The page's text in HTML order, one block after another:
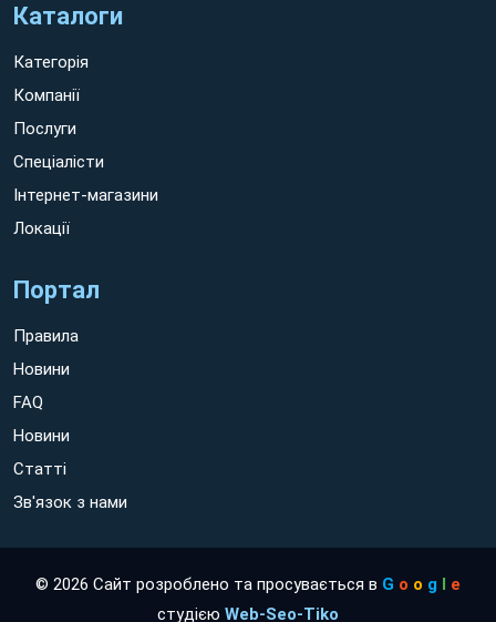
Каталоги
Категорія
Компанії
Послуги
Спеціалісти
Інтернет-магазини
Локації
Портал
Правила
Новини
FAQ
Новини
Статті
Зв'язок з нами
© 2026 Сайт розроблено та просувається в G o o g l e
студією Web-Seo-Tiko